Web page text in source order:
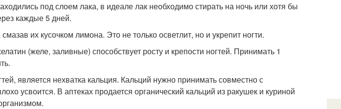
под слоем лака, в идеале лак необходимо стирать на ночь или хотя бы
каждые 5 дней.
их кусочком лимона. Это не только осветлит, но и укрепит ногти.
(желе, заливные) способствует росту и крепости ногтей. Принимать 1
является нехватка кальция. Кальций нужно принимать совместно с
усвоится. В аптеках продается органический кальций из ракушек и куриной